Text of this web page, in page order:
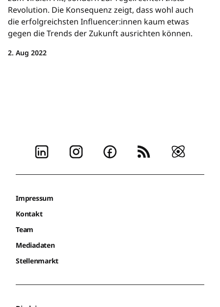
Revolution. Die Konsequenz zeigt, dass wohl auch
die erfolgreichsten Influencer:innen kaum etwas
gegen die Trends der Zukunft ausrichten können.
2. Aug 2022
Impressum
Kontakt
Team
Mediadaten
Stellenmarkt